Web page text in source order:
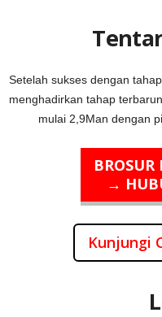
Setelah sukses dengan
menghadirkan tahap
mulai 2,9Man dengan
BROSUR
→
Kunjungi